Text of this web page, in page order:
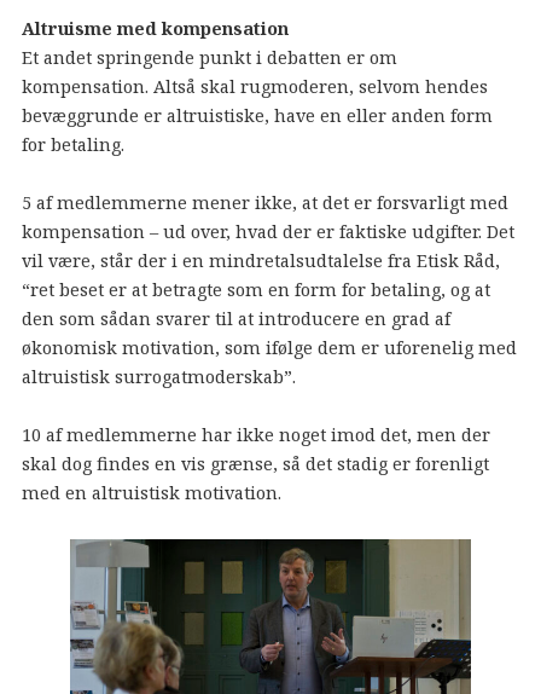
Altruisme med kompensation
Et andet springende punkt i debatten er om
kompensation. Altså skal rugmoderen, selvom hendes
bevæggrunde er altruistiske, have en eller anden form
for betaling.
5 af medlemmerne mener ikke, at det er forsvarligt med
kompensation – ud over, hvad der er faktiske udgifter. Det
vil være, står der i en mindretalsudtalelse fra Etisk Råd,
“ret beset er at betragte som en form for betaling, og at
den som sådan svarer til at introducere en grad af
økonomisk motivation, som ifølge dem er uforenelig med
altruistisk surrogatmoderskab”.
10 af medlemmerne har ikke noget imod det, men der
skal dog findes en vis grænse, så det stadig er forenligt
med en altruistisk motivation.